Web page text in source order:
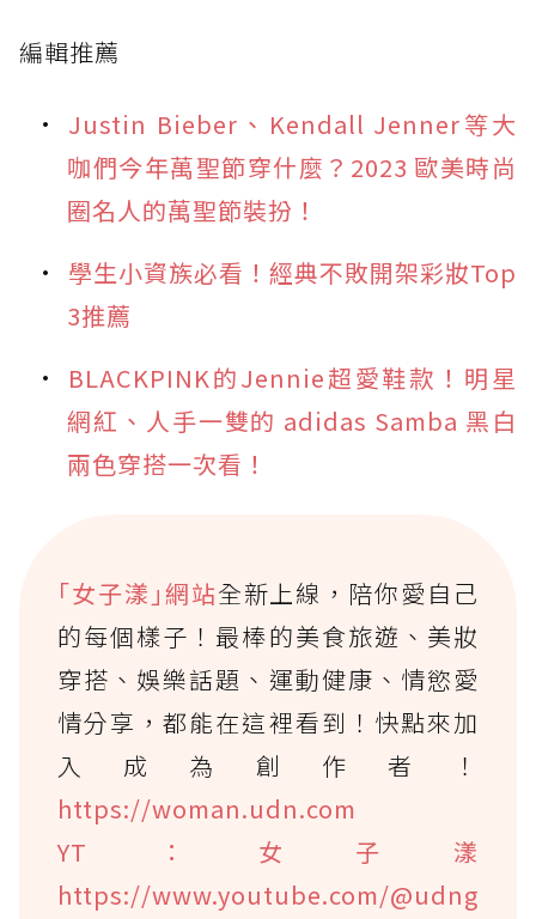
編輯推薦
Justin Bieber、Kendall Jenner等大
咖們今年萬聖節穿什麼？2023 歐美時尚
圈名人的萬聖節裝扮！
學生小資族必看！經典不敗開架彩妝Top
3推薦
BLACKPINK的Jennie超愛鞋款！明星
網紅、人手一雙的 adidas Samba 黑白
兩色穿搭一次看！
｢女子漾｣網站全新上線，陪你愛自己
的每個樣子！最棒的美食旅遊、美妝
穿搭、娛樂話題、運動健康、情慾愛
情分享，都能在這裡看到！快點來加
入成為創作者！
https://woman.udn.com
YT：女子漾
https://www.youtube.com/@udng